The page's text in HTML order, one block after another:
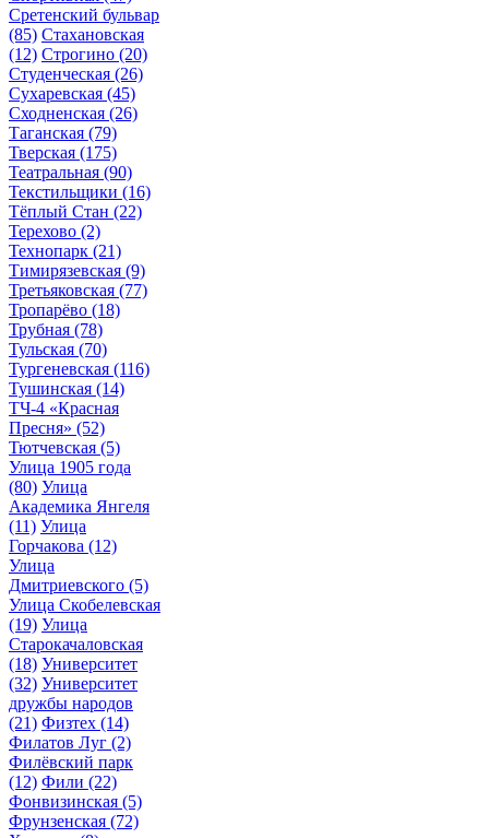
Сретенский бульвар
(85) Стахановская
(12) Строгино (20)
Студенческая (26)
Сухаревская (45)
Сходненская (26)
Таганская (79)
Тверская (175)
Театральная (90)
Текстильщики (16)
Тёплый Стан (22)
Терехово (2)
Технопарк (21)
Тимирязевская (9)
Третьяковская (77)
Тропарёво (18)
Трубная (78)
Тульская (70)
Тургеневская (116)
Тушинская (14)
ТЧ-4 «Красная
Пресня» (52)
Тютчевская (5)
Улица 1905 года
(80) Улица
Академика Янгеля
(11) Улица
Горчакова (12)
Улица
Дмитриевского (5)
Улица Скобелевская
(19) Улица
Старокачаловская
(18) Университет
(32) Университет
дружбы народов
(21) Физтех (14)
Филатов Луг (2)
Филёвский парк
(12) Фили (22)
Фонвизинская (5)
Фрунзенская (72)